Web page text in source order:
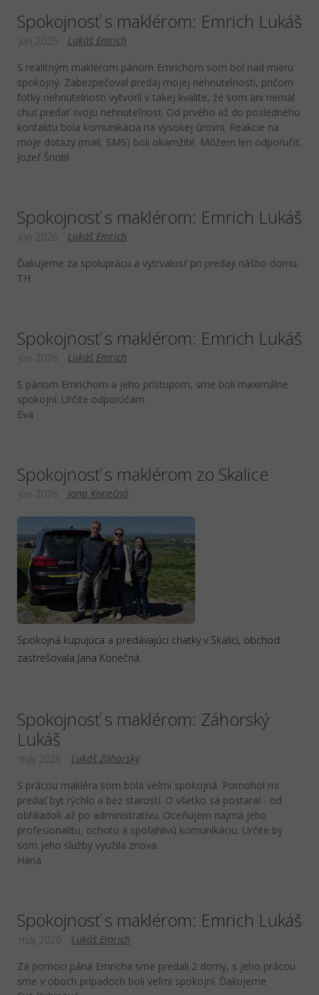
Spokojnosť s maklérom: Emrich Lukáš
Lukáš Emrich
jún 2026
S realitným maklérom pánom Emrichom som bol nad mieru
spokojný. Zabezpečoval predaj mojej nehnutelnosti, pričom
fotky nehnutelnosti vytvoril v takej kvalite, že som ani nemal
chuť predať svoju nehnuteľnosť. Od prvého až do posledného
kontaktu bola komunikácia na vysokej úrovni. Reakcie na
moje dotazy (mail, SMS) boli okamžité. Môžem len odporučiť.
Jozef Šnobl
Spokojnosť s maklérom: Emrich Lukáš
Lukáš Emrich
jún 2026
Ďakujeme za spoluprácu a vytrvalosť pri predaji nášho domu.
TH
Spokojnosť s maklérom: Emrich Lukáš
Lukáš Emrich
jún 2026
S pánom Emrichom a jeho prístupom, sme boli maximálne
spokojní. Určite odporúčam.
Eva
Spokojnosť s maklérom zo Skalice
Jana Konečná
jún 2026
Spokojná kupujúca a predávajúci chatky v Skalici, obchod
zastrešovala Jana Konečná.
Spokojnosť s maklérom: Záhorský
Lukáš
Lukáš Záhorský
máj 2026
S prácou makléra som bola veľmi spokojná. Pomohol mi
predať byt rýchlo a bez starostí. O všetko sa postaral - od
obhliadok až po administratívu. Oceňujem najmä jeho
profesionalitu, ochotu a spoľahlivú komunikáciu. Určite by
som jeho služby využila znova.
Hana
Spokojnosť s maklérom: Emrich Lukáš
Lukáš Emrich
máj 2026
Za pomoci pána Emricha sme predali 2 domy, s jeho prácou
sme v oboch prípadoch boli veľmi spokojní. Ďakujeme